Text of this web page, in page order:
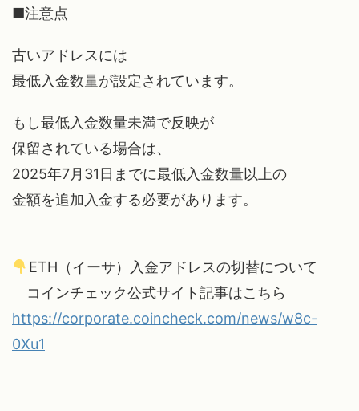
■注意点
古いアドレスには
最低入金数量が設定されています。
もし最低入金数量未満で反映が
保留されている場合は、
2025年7月31日までに最低入金数量以上の
金額を追加入金する必要があります。
ETH（イーサ）入金アドレスの切替について
コインチェック公式サイト記事はこちら
https://corporate.coincheck.com/news/w8c-
0Xu1